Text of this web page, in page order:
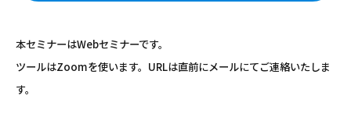
本セミナーはWebセミナーです。
ツールはZoomを使います。URLは直前にメールにてご連絡いたしま
す。